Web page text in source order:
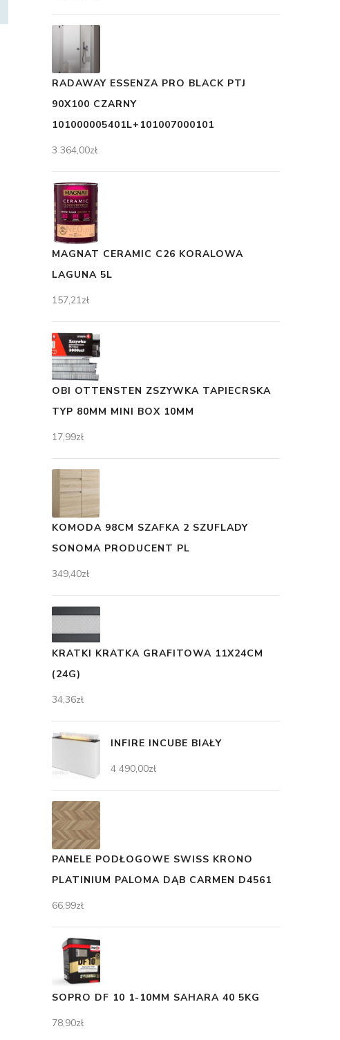
RADAWAY ESSENZA PRO BLACK PTJ
90X100 CZARNY
101000005401L+101007000101
3 364,00zł
MAGNAT CERAMIC C26 KORALOWA
LAGUNA 5L
157,21zł
OBI OTTENSTEN ZSZYWKA TAPIECRSKA
TYP 80MM MINI BOX 10MM
17,99zł
KOMODA 98CM SZAFKA 2 SZUFLADY
SONOMA PRODUCENT PL
349,40zł
KRATKI KRATKA GRAFITOWA 11X24CM
(24G)
34,36zł
INFIRE INCUBE BIAŁY
4 490,00zł
PANELE PODŁOGOWE SWISS KRONO
PLATINIUM PALOMA DĄB CARMEN D4561
66,99zł
SOPRO DF 10 1-10MM SAHARA 40 5KG
78,90zł